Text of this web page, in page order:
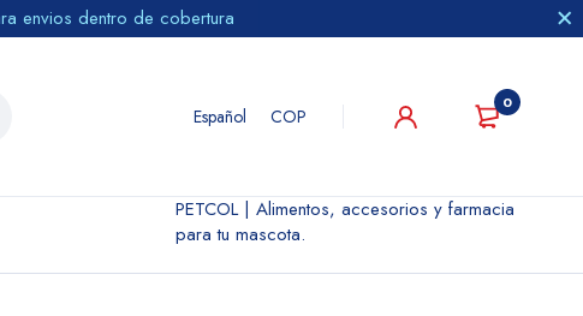
envios dentro de cobertura
Español COP
0
PETCOL | Alimentos, accesorios y farmacia
para tu mascota.